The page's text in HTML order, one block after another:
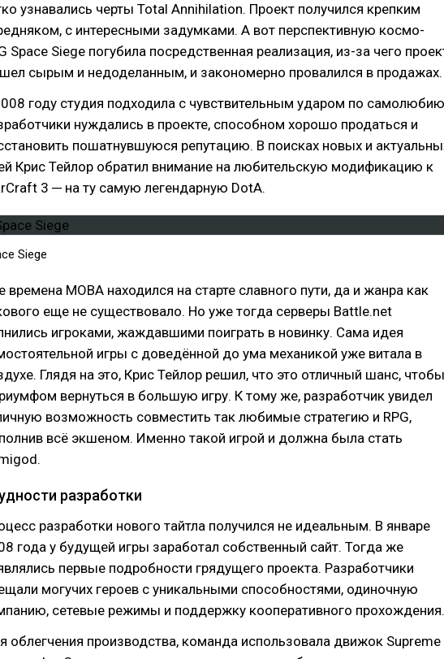
узнавались черты Total Annihilation. Проект получился крепким
с интересными задумками. А вот перспективную космо-
Space Siege погубила посредственная реализация, из-за чего
сырым и недоделанным, и закономерно провалился в продажах.
году студия подходила с чувствительным ударом по
нуждались в проекте, способном хорошо продаться и
пошатнувшуюся репутацию. В поисках новых и
Крис Тейлор обратил внимание на любительскую модификацию к
3 ─ на ту самую легендарную DotA.
Siege
времена МОВА находился на старте славного пути, да и жанра как
еще не существовало. Но уже тогда серверы Battle.net
игроками, жаждавшими поиграть в новинку. Сама идея
игры с доведённой до ума механикой уже витала в
Глядя на это, Крис Тейлор решил, что это отличный шанс, чтобы
вернуться в большую игру. К тому же, разработчик увидел
возможность совместить так любимые стратегию и RPG,
всё экшеном. Именно такой игрой и должна была стать
разработки
разработки нового тайтла получился не идеальным. В январе
года у будущей игры заработал собственный сайт. Тогда же
первые подробности грядущего проекта. Разработчики
могучих героев с уникальными способностями, одиночную
сетевые режимы и поддержку кооперативного прохождения.
облегчения производства, команда использовала движок Supreme